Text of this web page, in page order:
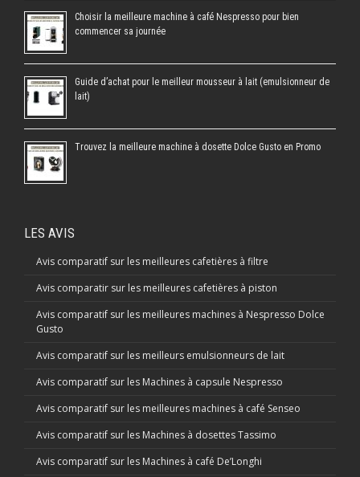
Choisir la meilleure machine à café Nespresso pour bien
commencer sa journée
Guide d’achat pour le meilleur mousseur à lait (emulsionneur de
lait)
Trouvez la meilleure machine à dosette Dolce Gusto en Promo
LES AVIS
Avis comparatif sur les meilleures cafetières à filtre
Avis comparatir sur les meilleures cafetières à piston
Avis comparatif sur les meilleures machines à Nespresso Dolce
Gusto
Avis comparatif sur les meilleurs emulsionneurs de lait
Avis comparatif sur les Machines à capsule Nespresso
Avis comparatif sur les meilleures machines à café Senseo
Avis comparatif sur les Machines à dosettes Tassimo
Avis comparatif sur les Machines à café De’Longhi